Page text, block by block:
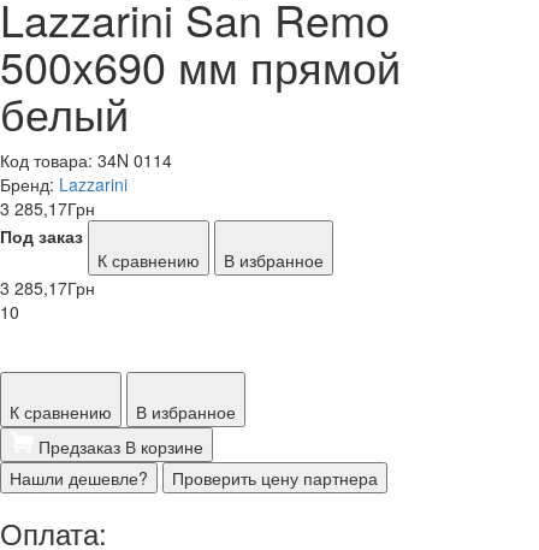
Lazzarini San Remo
500x690 мм прямой
белый
Код товара: 34N 0114
Бренд: Lazzarini
3 285,17Грн
Под заказ
К сравнению
В избранное
3 285,17Грн
10
К сравнению
В избранное
Предзаказ В корзине
Нашли дешевле?
Проверить цену партнера
Оплата: